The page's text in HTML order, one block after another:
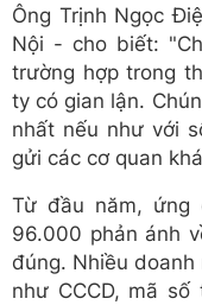
Ông Trịnh Ngọc
Nội - cho biết:
trường hợp trong
ty có gian lận.
nhất nếu như với
gửi các cơ quan
Từ đầu năm, ứng
96.000 phản ánh
đúng. Nhiều
như CCCD, mã